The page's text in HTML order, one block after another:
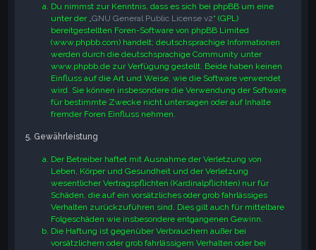
Du nimmst zur Kenntnis, dass es sich bei phpBB um eine
unter der „GNU General Public License v2“ (GPL)
bereitgestellten Foren-Software von phpBB Limited
(www.phpbb.com) handelt; deutschsprachige Informationen
werden durch die deutschsprachige Community unter
www.phpbb.de zur Verfügung gestellt. Beide haben keinen
Einfluss auf die Art und Weise, wie die Software verwendet
wird. Sie können insbesondere die Verwendung der Software
für bestimmte Zwecke nicht untersagen oder auf Inhalte
fremder Foren Einfluss nehmen.
5. Gewährleistung
Der Betreiber haftet mit Ausnahme der Verletzung von
Leben, Körper und Gesundheit und der Verletzung
wesentlicher Vertragspflichten (Kardinalpflichten) nur für
Schäden, die auf ein vorsätzliches oder grob fahrlässiges
Verhalten zurückzuführen sind. Dies gilt auch für mittelbare
Folgeschäden wie insbesondere entgangenen Gewinn.
Die Haftung ist gegenüber Verbrauchern außer bei
vorsätzlichem oder grob fahrlässigem Verhalten oder bei